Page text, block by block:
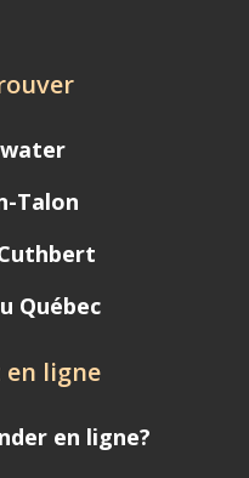
Talon
Québec
en ligne
en ligne?